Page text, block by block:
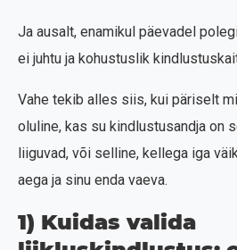
Ja ausalt, enamikul päevadel
ei juhtu ja kohustuslik
Vahe tekib alles siis, kui päriselt
oluline, kas su kindlustusandja on
liiguvad, või selline, kellega iga
aega ja sinu enda vaeva.
1) Kuidas valida